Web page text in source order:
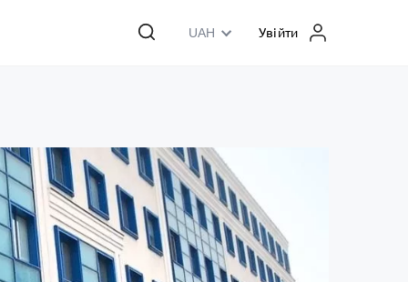
UAH Увійти